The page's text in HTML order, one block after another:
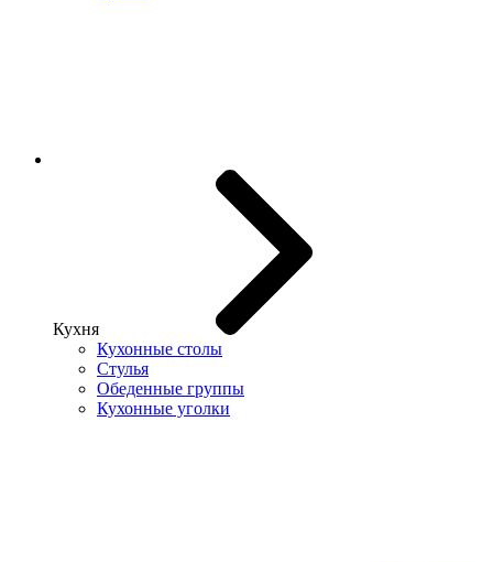
Кухня
Кухонные столы
Стулья
Обеденные группы
Кухонные уголки